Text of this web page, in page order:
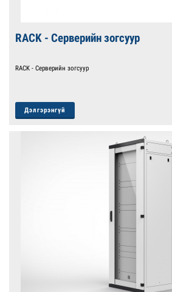
RACK - Серверийн зогсуур
RACK - Серверийн зогсуур
Дэлгэрэнгүй